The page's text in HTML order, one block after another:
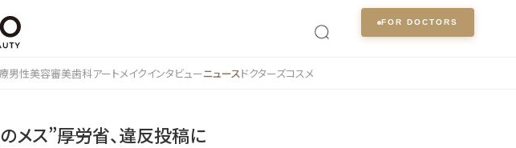
FOR DOCTORS
男性美容審美歯科アートメイクインタビューニュースドクターズコスメ
ス”――厚労省、違反投稿に